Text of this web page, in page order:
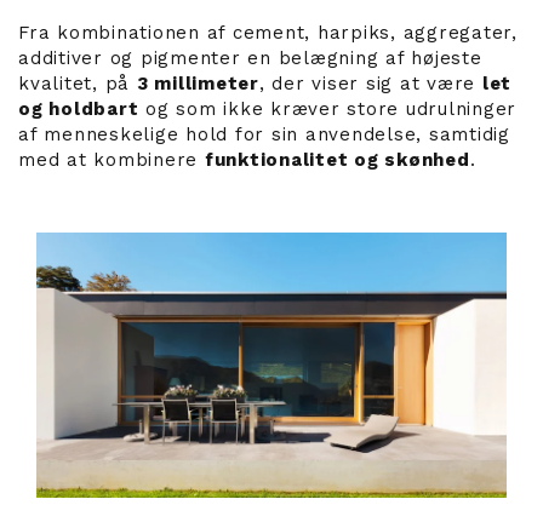
Fra kombinationen af cement, harpiks, aggregater,
additiver og pigmenter en belægning af højeste
kvalitet, på 3 millimeter, der viser sig at være let
og holdbart og som ikke kræver store udrulninger
af menneskelige hold for sin anvendelse, samtidig
med at kombinere funktionalitet og skønhed .